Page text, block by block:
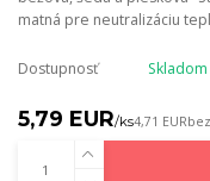
matná pre neutralizáciu
Dostupnosť Skladom
5,79 EUR/ks4,71 EUR